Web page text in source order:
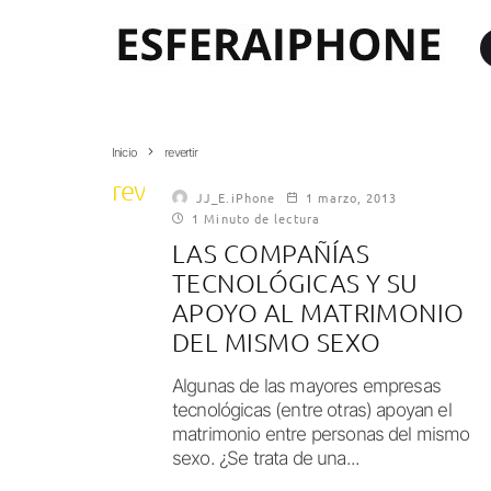
Inicio revertir
revertir JJ_E.iPhone
1 marzo, 2013
1 Minuto de lectura
LAS COMPAÑÍAS
TECNOLÓGICAS Y SU
APOYO AL MATRIMONIO
DEL MISMO SEXO
Algunas de las mayores empresas
tecnológicas (entre otras) apoyan el
matrimonio entre personas del mismo
sexo. ¿Se trata de una...